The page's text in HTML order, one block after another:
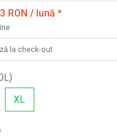
RON / lună *
la check-out
)
XL